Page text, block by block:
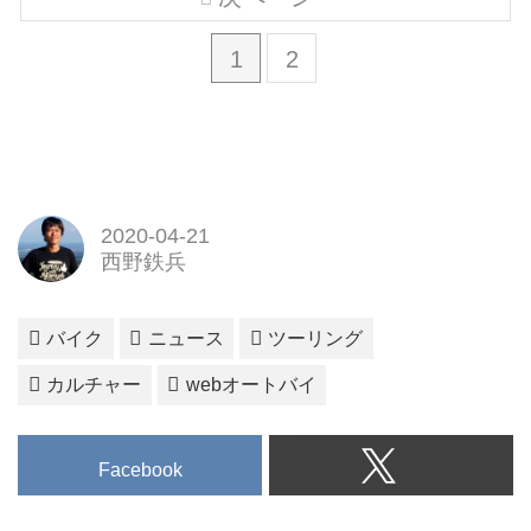
1 2
2020-04-21
西野鉄兵
バイク ニュース ツーリング
カルチャー webオートバイ
Facebook